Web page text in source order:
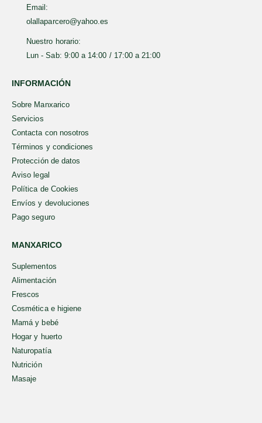
Email:
olallaparcero@yahoo.es
Nuestro horario:
Lun - Sab: 9:00 a 14:00 / 17:00 a 21:00
INFORMACIÓN
Sobre Manxarico
Servicios
Contacta con nosotros
Términos y condiciones
Protección de datos
Aviso legal
Política de Cookies
Envíos y devoluciones
Pago seguro
MANXARICO
Suplementos
Alimentación
Frescos
Cosmética e higiene
Mamá y bebé
Hogar y huerto
Naturopatía
Nutrición
Masaje